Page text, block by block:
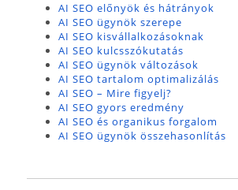
AI SEO előnyök és hátrányok
AI SEO ügynök szerepe
AI SEO kisvállalkozásoknak
AI SEO kulcsszókutatás
AI SEO ügynök változások
AI SEO tartalom optimalizálás
AI SEO – Mire figyelj?
AI SEO gyors eredmény
AI SEO és organikus forgalom
AI SEO ügynök összehasonlítás